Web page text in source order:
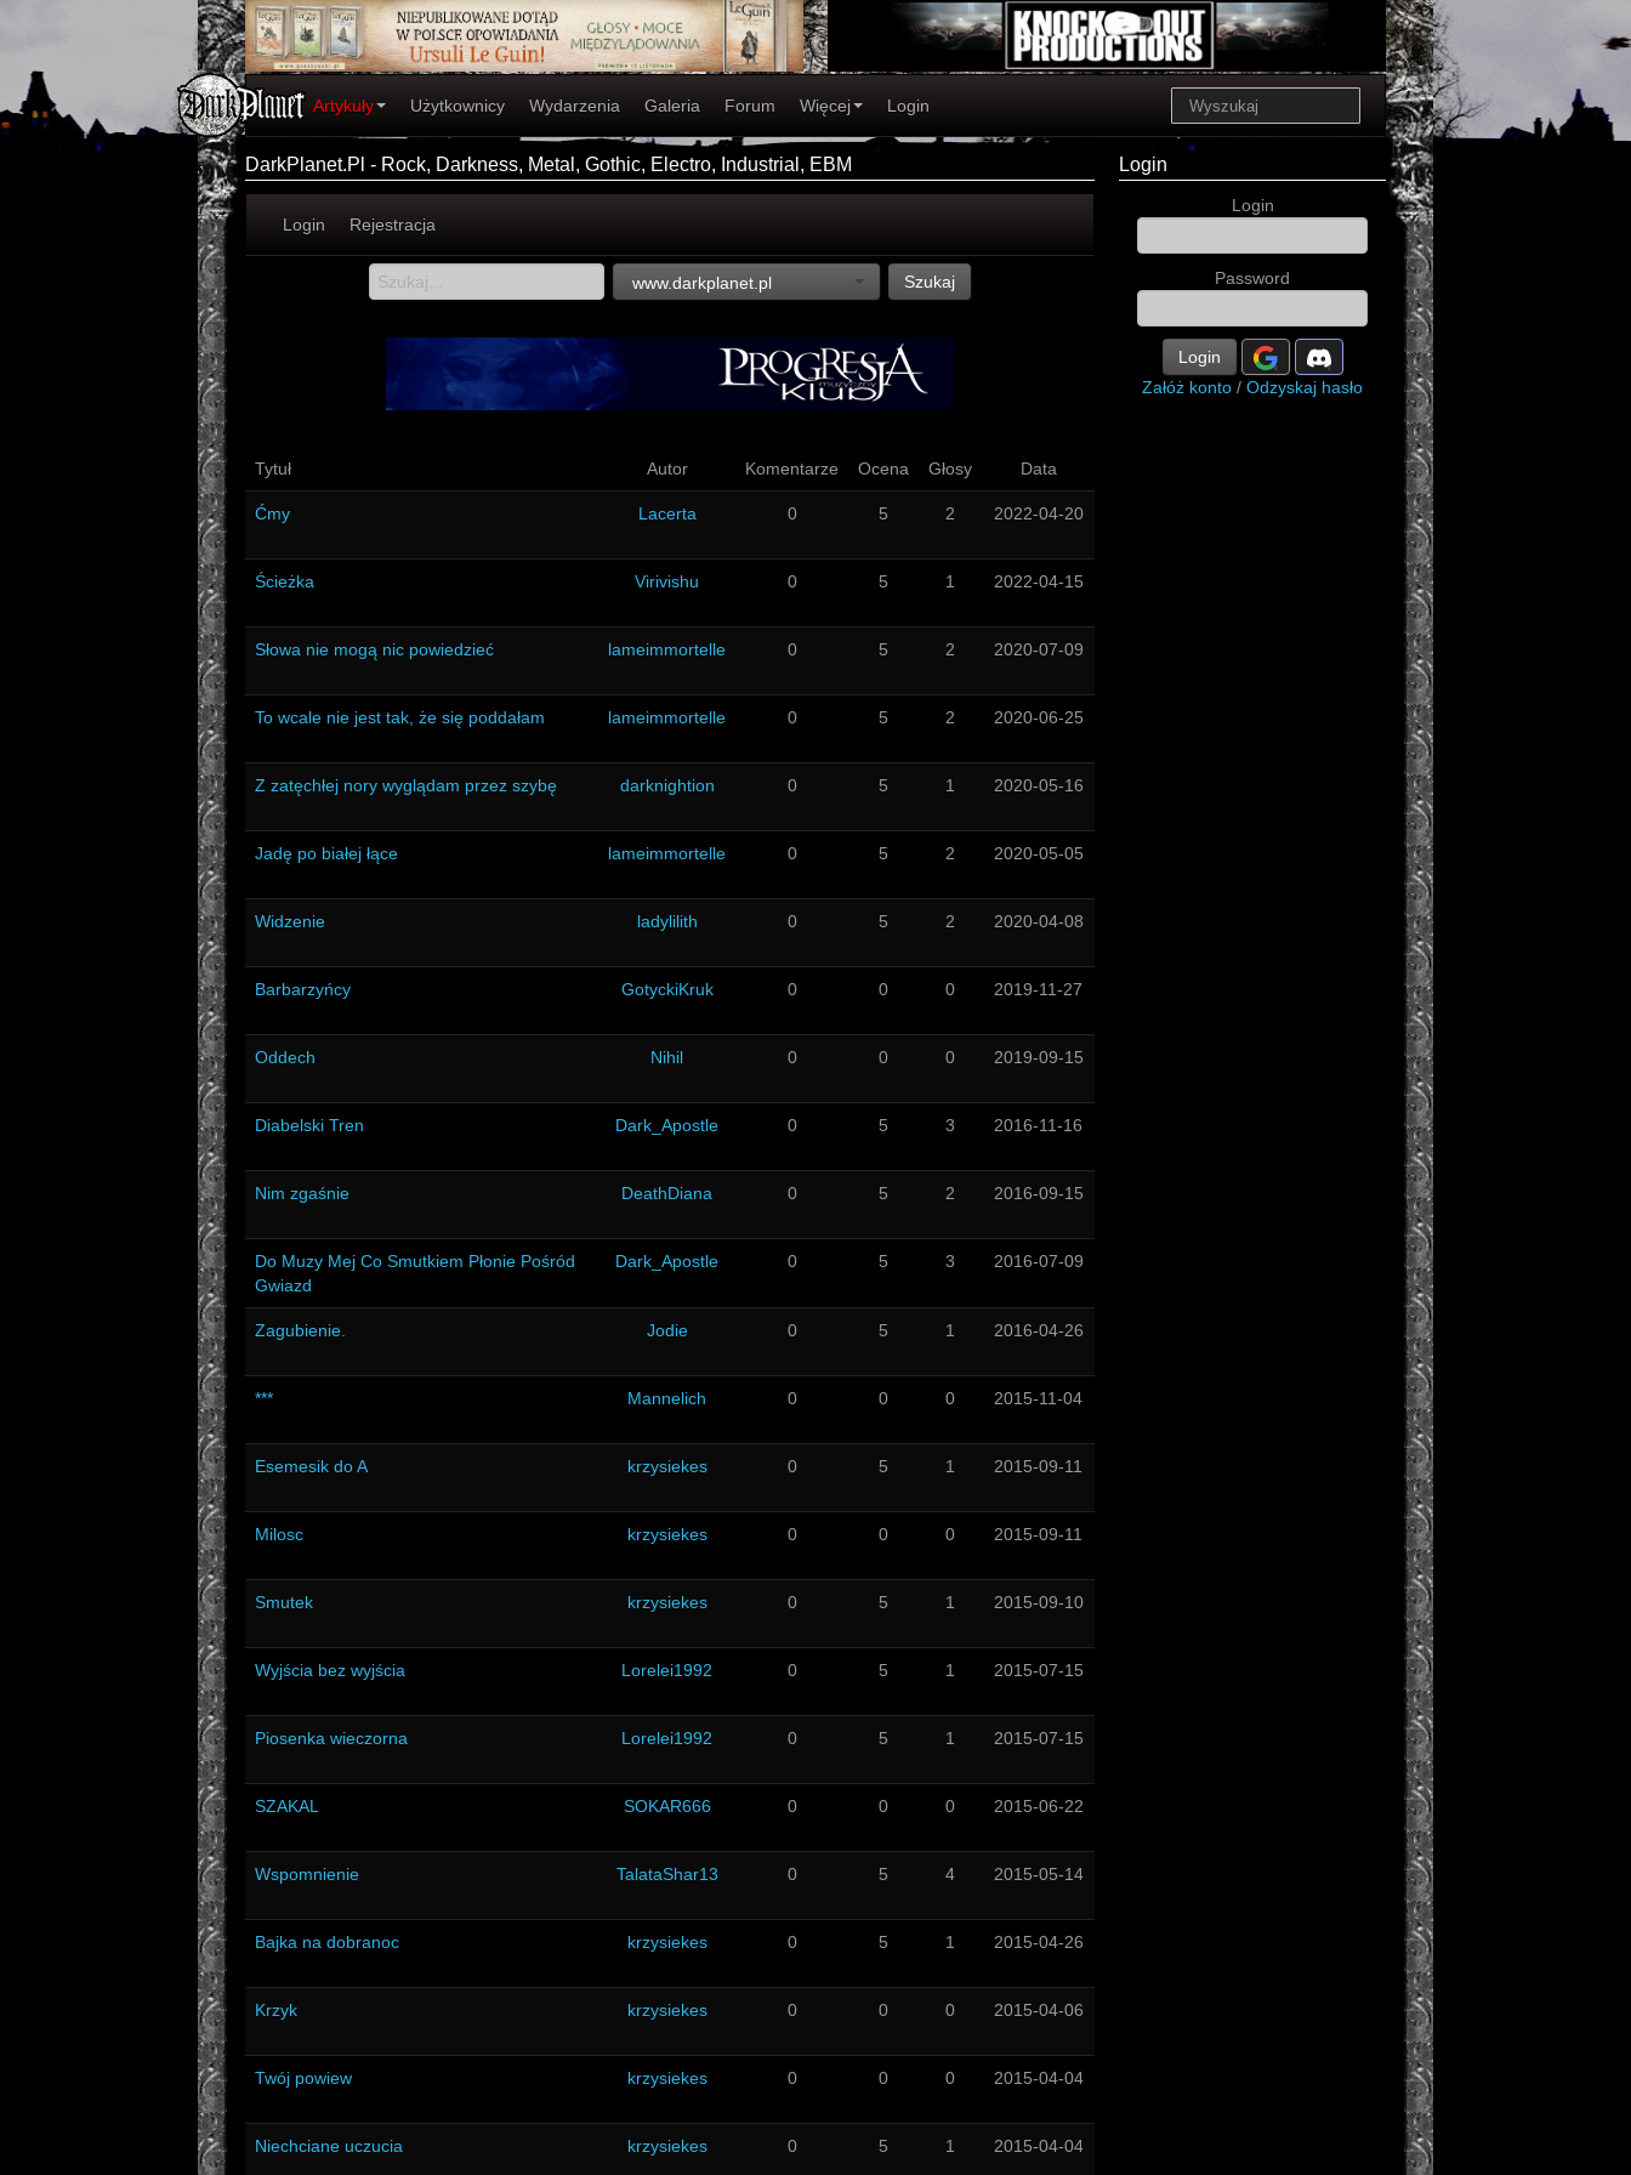
Artykuły Użytkownicy Wydarzenia Galeria Forum Więcej Login
DarkPlanet.Pl - Rock, Darkness, Metal, Gothic, Electro, Industrial, EBM
Login Rejestracja
www.darkplanet.pl Szukaj
Tytuł Autor Komentarze Ocena Głosy Data
Ćmy Lacerta 0 5 2 2022-04-20
Ścieżka Virivishu 0 5 1 2022-04-15
Słowa nie mogą nic powiedzieć lameimmortelle 0 5 2 2020-07-09
To wcale nie jest tak, że się poddałam lameimmortelle 0 5 2 2020-06-25
Z zatęchłej nory wyglądam przez szybę darknightion 0 5 1 2020-05-16
Jadę po białej łące lameimmortelle 0 5 2 2020-05-05
Widzenie ladylilith 0 5 2 2020-04-08
Barbarzyńcy GotyckiKruk 0 0 0 2019-11-27
Oddech Nihil 0 0 0 2019-09-15
Diabelski Tren Dark_Apostle 0 5 3 2016-11-16
Nim zgaśnie DeathDiana 0 5 2 2016-09-15
Do Muzy Mej Co Smutkiem Płonie Pośród
Gwiazd
Dark_Apostle 0 5 3 2016-07-09
Zagubienie. Jodie 0 5 1 2016-04-26
*** Mannelich 0 0 0 2015-11-04
Esemesik do A krzysiekes 0 5 1 2015-09-11
Milosc krzysiekes 0 0 0 2015-09-11
Smutek krzysiekes 0 5 1 2015-09-10
Wyjścia bez wyjścia Lorelei1992 0 5 1 2015-07-15
Piosenka wieczorna Lorelei1992 0 5 1 2015-07-15
SZAKAL SOKAR666 0 0 0 2015-06-22
Wspomnienie TalataShar13 0 5 4 2015-05-14
Bajka na dobranoc krzysiekes 0 5 1 2015-04-26
Krzyk krzysiekes 0 0 0 2015-04-06
Twój powiew krzysiekes 0 0 0 2015-04-04
Niechciane uczucia krzysiekes 0 5 1 2015-04-04
Login
Login
Password
Login
Załóż konto / Odzyskaj hasło